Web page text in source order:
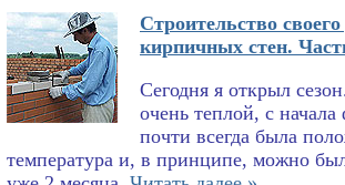
Строительство
кирпичных стен.
Сегодня я открыл
очень теплой, с
почти всегда была
температура и, в принципе, можно